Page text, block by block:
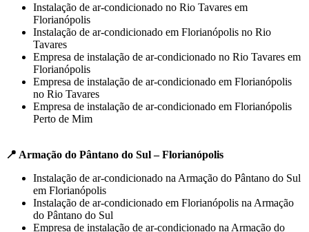
Instalação de ar-condicionado no Rio Tavares em
Florianópolis
Instalação de ar-condicionado em Florianópolis no Rio
Tavares
Empresa de instalação de ar-condicionado no Rio Tavares em
Florianópolis
Empresa de instalação de ar-condicionado em Florianópolis
no Rio Tavares
Empresa de instalação de ar-condicionado em Florianópolis
Perto de Mim
📍 Armação do Pântano do Sul – Florianópolis
Instalação de ar-condicionado na Armação do Pântano do Sul
em Florianópolis
Instalação de ar-condicionado em Florianópolis na Armação
do Pântano do Sul
Empresa de instalação de ar-condicionado na Armação do